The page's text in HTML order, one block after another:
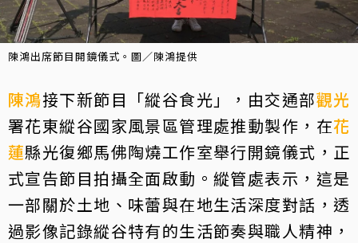
陳鴻出席節目開鏡儀式。圖／陳鴻提供
陳鴻接下新節目「縱谷食光」，由交通部觀光
署花東縱谷國家風景區管理處推動製作，在花
蓮縣光復鄉馬佛陶燒工作室舉行開鏡儀式，正
式宣告節目拍攝全面啟動。縱管處表示，這是
一部關於土地、味蕾與在地生活深度對話，透
過影像記錄縱谷特有的生活節奏與職人精神，